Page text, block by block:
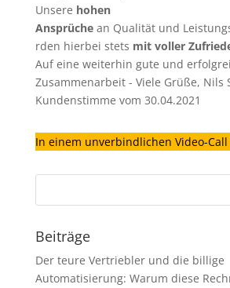
Unsere hohen
Ansprüchean Qualität und
rden hierbei stets mit voller
Auf eine weiterhin gute und
Zusammenarbeit - Viele Grüße, Nils
Kundenstimme vom 30.04.2021
In einem unverbindlichen Video-
Beiträge
Der teure Vertriebler und die billige
Automatisierung: Warum diese